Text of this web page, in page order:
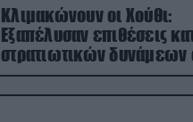
Κλιμακώνουν οι Χούθι:
Eξαπέλυσαν επιθέσεις
στρατιωτικών δυνάμεων
Υεμένη – Πλήγματα & στη
Σαουδική Αραβία!